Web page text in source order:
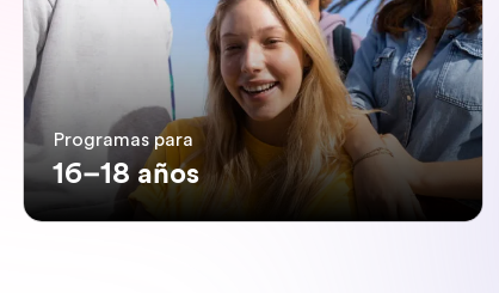
Programas para
16–18 años